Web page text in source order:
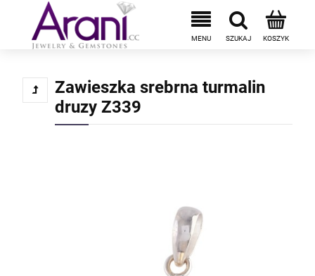
Zawieszka srebrna turmalin
druzy Z339